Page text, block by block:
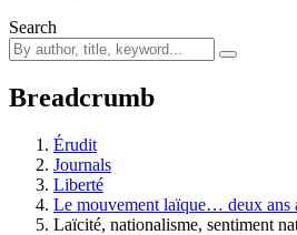
Search
Breadcrumb
Érudit
Journals
Liberté
Le mouvement laïque… deux ans
Laïcité, nationalisme, sentiment